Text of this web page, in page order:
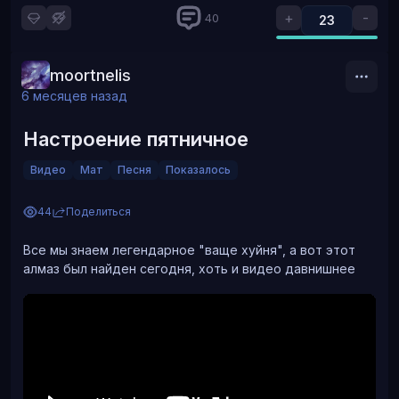
1 из 2
Я использую такое, но вообще по специям каждый сам
себе буратино, кто что хочет тот и добавляет. Я
перце. Так же обязательно крахмал и муки примерно
одинаково
грамм, специи не считала, там немного
+ 23 -
40
moortnelis
6 месяцев назад
Настроение пятничное
Видео Мат Песня Показалось
44 Поделиться
Все мы знаем легендарное "ваще хуйня", а вот этот
алмаз был найден сегодня, хоть и видео давнишнее